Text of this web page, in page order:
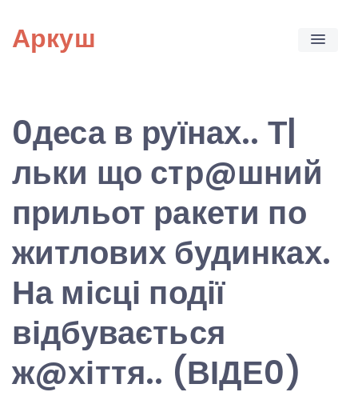
content
Аркуш
0деса в руїнах.. Т|
льки що стр@шний
прильот ракети по
житлових будинках.
На місці події
відбувається
ж@хіття.. (ВІДЕ0)